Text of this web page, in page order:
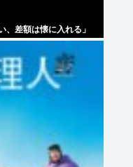
差額は懐に入れる」